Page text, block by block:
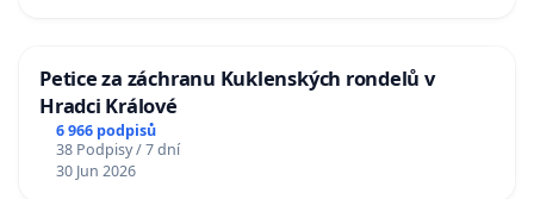
Petice za záchranu Kuklenských rondelů v
Hradci Králové
6 966 podpisů
38 Podpisy / 7 dní
30 Jun 2026